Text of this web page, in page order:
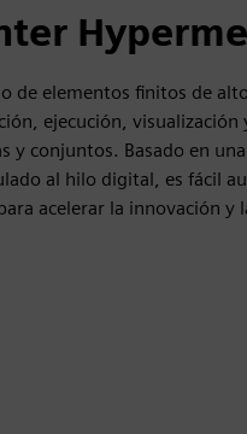
de elementos finitos de
ejecución, visualización
y conjuntos. Basado en
al hilo digital, es fácil
acelerar la innovación y